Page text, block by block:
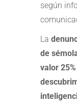
según
La
de
valor